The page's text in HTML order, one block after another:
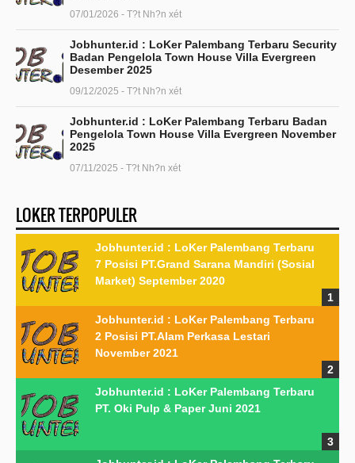
07/01/2026 - T?t Nh?n xét
Jobhunter.id : LoKer Palembang Terbaru Security
Badan Pengelola Town House Villa Evergreen
Desember 2025
09/12/2025 - T?t Nh?n xét
Jobhunter.id : LoKer Palembang Terbaru Badan
Pengelola Town House Villa Evergreen November
2025
07/11/2025 - T?t Nh?n xét
LOKER TERPOPULER
Jobhunter.id : LoKer Palembang Terbaru
7 Posisi PT.Grand Sarana Mandiri (Sosial
Market) September 2020
Jobhunter.id : LoKer Palembang Terbaru
2 Posisi PT.Alam Perkasa Lestari
November 2021
Jobhunter.id : LoKer Palembang Terbaru
PT. Oki Pulp & Paper Juni 2021